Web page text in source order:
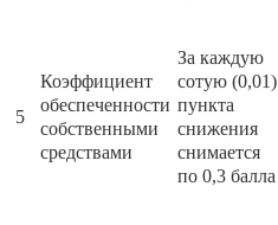
5
Коэффициент
обеспеченности
собственными
средствами
За каждую
сотую (0,01)
пункта
снижения
снимается
по 0,3 балла